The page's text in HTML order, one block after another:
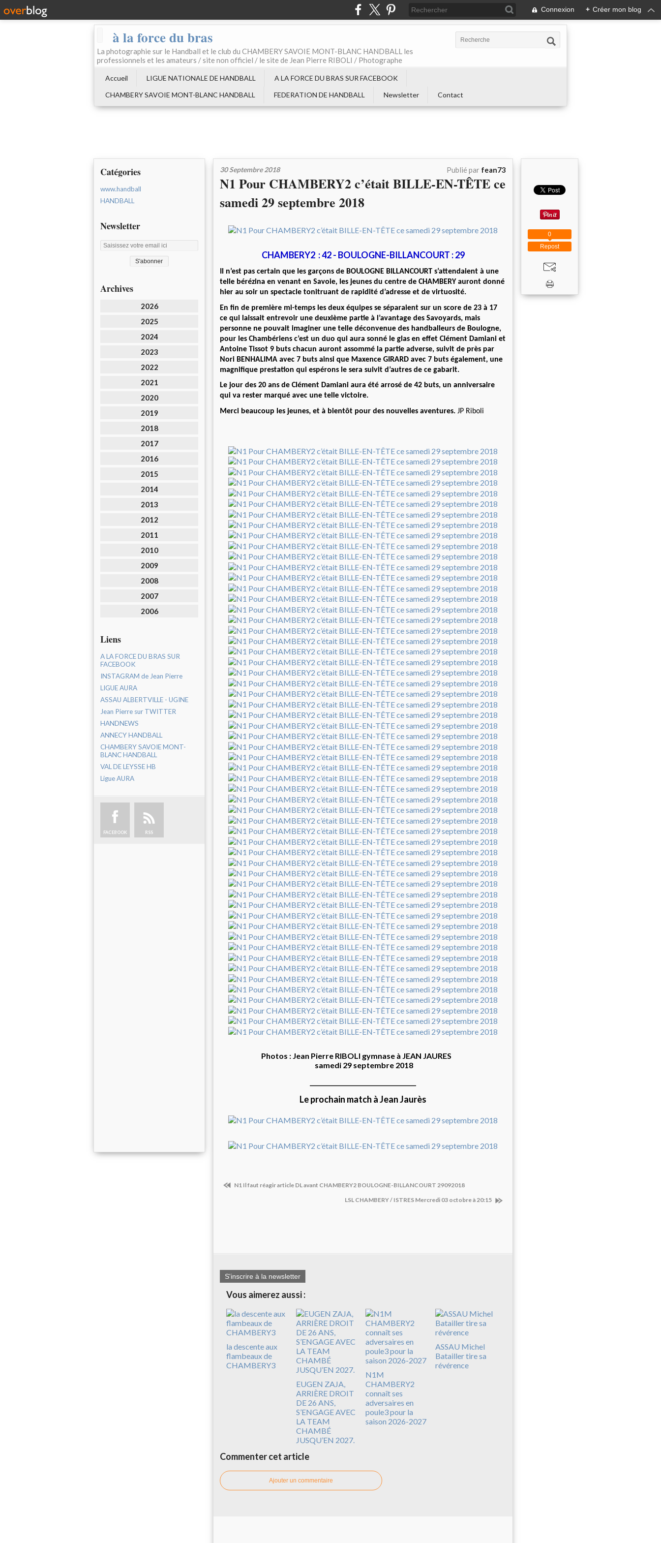
Connexion + Créer mon blog
à la force du bras
La photographie sur le Handball et le club du CHAMBERY SAVOIE MONT-BLANC HANDBALL les
professionnels et les amateurs / site non officiel / le site de Jean Pierre RIBOLI / Photographe
Accueil LIGUE NATIONALE DE HANDBALL
A LA FORCE DU BRAS SUR FACEBOOK
CHAMBERY SAVOIE MONT-BLANC HANDBALL
FEDERATION DE HANDBALL Newsletter Contact
Catégories
www.handball
HANDBALL
Newsletter
Archives
2026
2025
2024
2023
2022
2021
2020
2019
2018
2017
2016
2015
2014
2013
2012
2011
2010
2009
2008
2007
2006
Liens
A LA FORCE DU BRAS SUR
FACEBOOK
INSTAGRAM de Jean Pierre
LIGUE AURA
ASSAU ALBERTVILLE - UGINE
Jean Pierre sur TWITTER
HANDNEWS
ANNECY HANDBALL
CHAMBERY SAVOIE MONT-
BLANC HANDBALL
VAL DE LEYSSE HB
Ligue AURA
FACEBOOK RSS
30 Septembre 2018 Publié par fean73
N1 Pour CHAMBERY2 c’était BILLE-EN-TÊTE ce
samedi 29 septembre 2018
CHAMBERY2 : 42 - BOULOGNE-BILLANCOURT : 29
Il n’est pas certain que les garçons de BOULOGNE BILLANCOURT s’attendaient à une
telle bérézina en venant en Savoie, les jeunes du centre de CHAMBERY auront donné
hier au soir un spectacle tonitruant de rapidité d’adresse et de virtuosité.
En fin de première mi-temps les deux équipes se séparaient sur un score de 23 à 17
ce qui laissait entrevoir une deuxième partie à l’avantage des Savoyards, mais
personne ne pouvait imaginer une telle déconvenue des handballeurs de Boulogne,
pour les Chambériens c’est un duo qui aura sonné le glas en effet Clément Damiani et
Antoine Tissot 9 buts chacun auront assommé la partie adverse, suivit de près par
Nori BENHALIMA avec 7 buts ainsi que Maxence GIRARD avec 7 buts également, une
magnifique prestation qui espérons le sera suivit d’autres de ce gabarit.
Le jour des 20 ans de Clément Damiani aura été arrosé de 42 buts, un anniversaire
qui va rester marqué avec une telle victoire.
Merci beaucoup les jeunes, et à bientôt pour des nouvelles aventures. JP Riboli
Photos : Jean Pierre RIBOLI gymnase à JEAN JAURES
samedi 29 septembre 2018
Le prochain match à Jean Jaurès
N1 Il faut réagir article DL avant CHAMBERY2 BOULOGNE-BILLANCOURT 29092018
LSL CHAMBERY / ISTRES Mercredi 03 octobre à 20:15
S'inscrire à la newsletter
Vous aimerez aussi :
la descente aux
flambeaux de
CHAMBERY3
EUGEN ZAJA,
ARRIÈRE DROIT
DE 26 ANS,
S’ENGAGE AVEC
LA TEAM
CHAMBÉ
JUSQU’EN 2027.
N1M
CHAMBERY2
connaît ses
adversaires en
poule3 pour la
saison 2026-2027
ASSAU Michel
Batailler tire sa
révérence
Commenter cet article
Ajouter un commentaire
Repost
0